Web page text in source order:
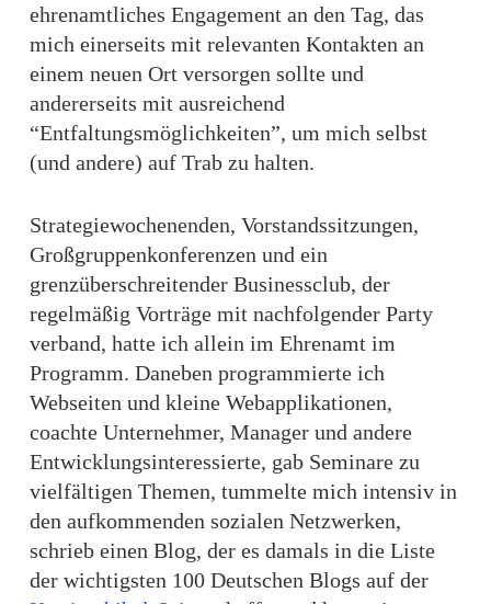
ehrenamtliches Engagement an den Tag, das
mich einerseits mit relevanten Kontakten an
einem neuen Ort versorgen sollte und
andererseits mit ausreichend
“Entfaltungsmöglichkeiten”, um mich selbst
(und andere) auf Trab zu halten.
Strategiewochenenden, Vorstandssitzungen,
Großgruppenkonferenzen und ein
grenzüberschreitender Businessclub, der
regelmäßig Vorträge mit nachfolgender Party
verband, hatte ich allein im Ehrenamt im
Programm. Daneben programmierte ich
Webseiten und kleine Webapplikationen,
coachte Unternehmer, Manager und andere
Entwicklungsinteressierte, gab Seminare zu
vielfältigen Themen, tummelte mich intensiv in
den aufkommenden sozialen Netzwerken,
schrieb einen Blog, der es damals in die Liste
der wichtigsten 100 Deutschen Blogs auf der